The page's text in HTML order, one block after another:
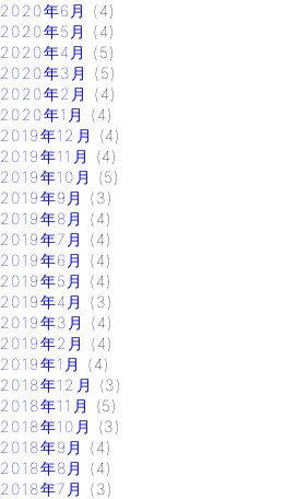
2020年6月
(4)
2020年5月
(4)
2020年4月
(5)
2020年3月
(5)
2020年2月
(4)
2020年1月
(4)
2019年12月
(4)
2019年11月
(4)
2019年10月
(5)
2019年9月
(3)
2019年8月
(4)
2019年7月
(4)
2019年6月
(4)
2019年5月
(4)
2019年4月
(3)
2019年3月
(4)
2019年2月
(4)
2019年1月
(4)
2018年12月
(3)
2018年11月
(5)
2018年10月
(3)
2018年9月
(4)
2018年8月
(4)
2018年7月
(3)